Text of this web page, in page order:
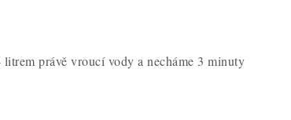
právě vroucí vody a necháme 3 minuty